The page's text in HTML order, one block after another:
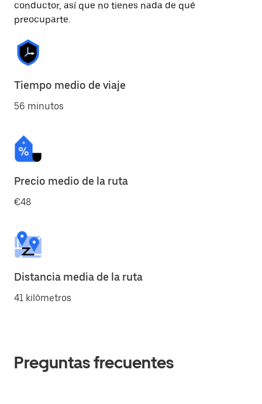
conductor, así que no tienes nada de qué
preocuparte.
Tiempo medio de viaje
56 minutos
Precio medio de la ruta
€48
Distancia media de la ruta
41 kilómetros
Preguntas frecuentes